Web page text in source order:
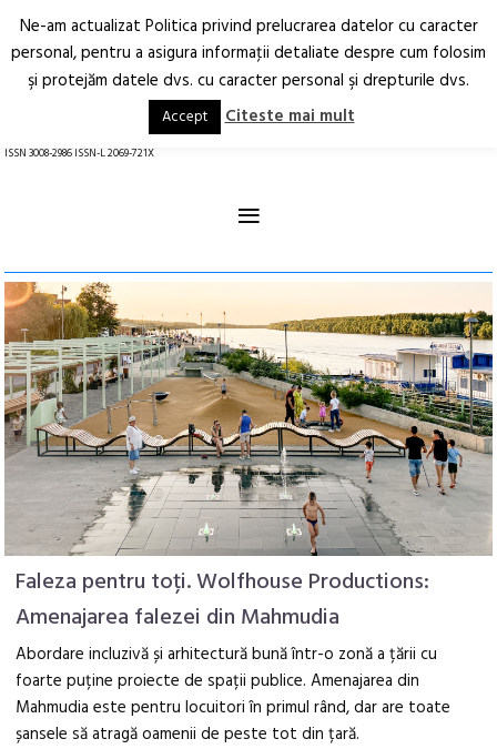
Arhitectură.
Oraș.
RO EN
ISSN 3008-2986 ISSN-L 2069-721X
≡
Faleza pentru toți. Wolfhouse Productions:
Amenajarea falezei din Mahmudia
Abordare incluzivă și arhitectură bună într-o zonă a țării cu
foarte puține proiecte de spații publice. Amenajarea din
Mahmudia este pentru locuitori în primul rând, dar are toate
șansele să atragă oamenii de peste tot din țară.
Ne-am actualizat Politica privind prelucrarea datelor cu caracter
personal, pentru a asigura informaţii detaliate despre cum folosim
şi protejăm datele dvs. cu caracter personal şi drepturile dvs.
Accept Citeste mai mult